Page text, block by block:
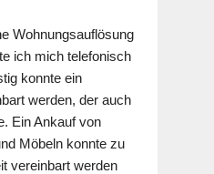
Wohnungsauflösung
ich mich telefonisch
konnte ein
werden, der auch
Ein Ankauf von
Möbeln konnte zu
vereinbart werden